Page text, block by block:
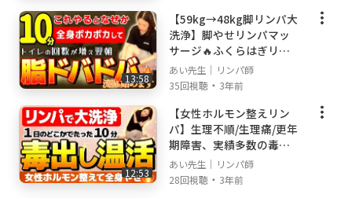
-----------------------------------------------------------
📚山岡愛の書籍📚
-----------------------------------------------------------
「心臓の左上をさすればしっかり疲れはとれ
る」
▽本の購入はこちら
https://amzn.to/2VBdtlL
13:58
【59kg→48kg脚リンパ大
洗浄】脚やせリンパマッ
サージ🔥ふくらはぎリン
パ冷え性なくす/全身代謝
アップ
あい先生｜リンパ師
35回視聴 ・ 3年前
12:53
【女性ホルモン整えリン
パ】生理不順/生理痛/更年
期障害、実績多数の毒出
しリンパマッサージ
あい先生｜リンパ師
28回視聴 ・ 3年前